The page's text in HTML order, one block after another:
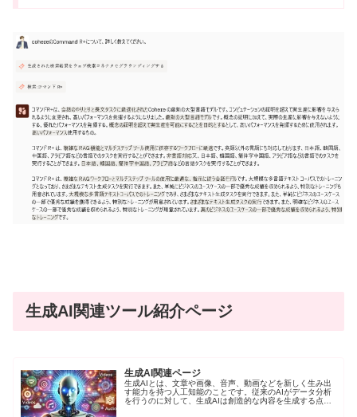
生成AI関連ツール紹介ページ
生成AI関連ページ
生成AIとは、文章や画像、音声、動画などを新しく生み出
す能力を持つ人工知能のことです。従来のAIがデータ分析
を行うのに対して、生成AIは創造的な内容を生成する点で